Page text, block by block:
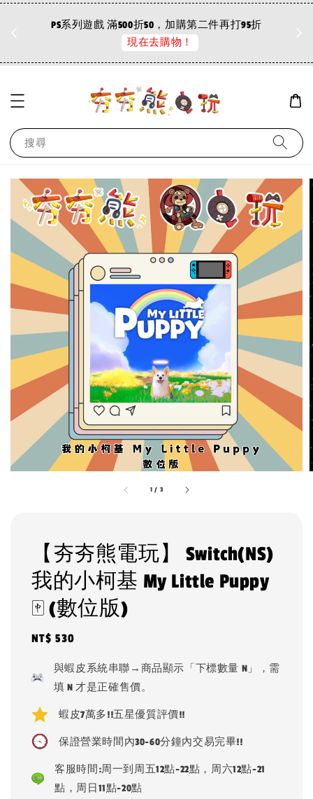
PS系列遊戲 滿500折50，加購第二件再打95折
現在去購物！
搜尋
1 / 3
【夯夯熊電玩】 Switch(NS)
我的小柯基 My Little Puppy
🀄 (數位版)
Regular
NT$ 530
與蝦皮系統串聯→商品顯示「下標數量 N」，需
填 N 才是正確售價。
蝦皮7萬多!!五星優質評價!!
保證營業時間內30-60分鐘內交易完畢!!
客服時間:周一到周五12點-22點，周六12點-21
點，周日11點-20點